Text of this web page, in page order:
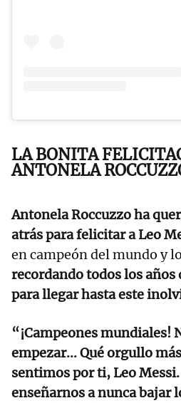
LA BONITA
ANTONELA
Antonela Roccuzzo ha
atrás para felicitar a Leo
en campeón del mundo y
recordando todos los años
para llegar hasta este
“¡Campeones mundiales!
empezar... Qué orgullo
sentimos por ti, Leo
enseñarnos a nunca bajar